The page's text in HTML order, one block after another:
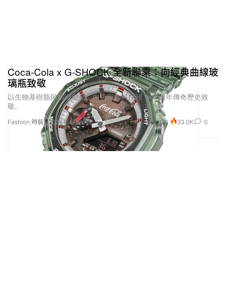
Fashion 時裝
Coca-Cola x G-SHOCK 全新聯乘：向經典曲線玻
璃瓶致敬
以生物基樹脂與精緻細節，向這家飲料巨頭 140 週年傳奇歷史致
敬。
2026年4月26日 33.0K 0